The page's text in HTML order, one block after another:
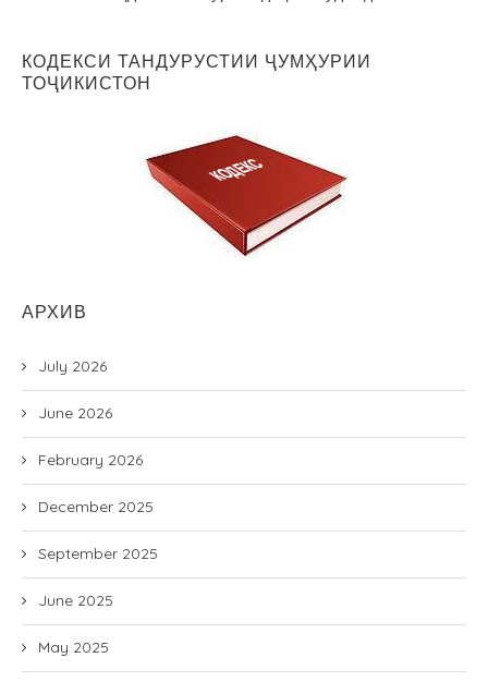
КОДЕКСИ ТАНДУРУСТИИ ҶУМҲУРИИ
ТОҶИКИСТОН
АРХИВ
July 2026
June 2026
February 2026
December 2025
September 2025
June 2025
May 2025